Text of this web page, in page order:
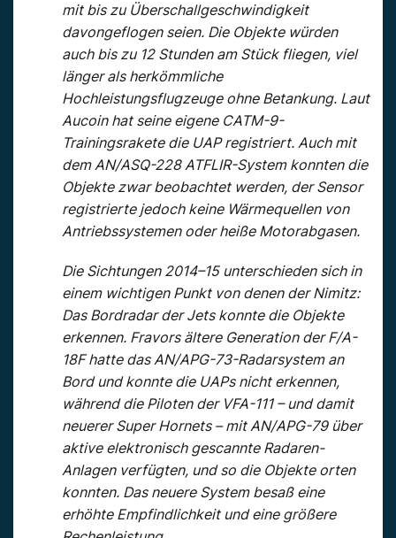
mit bis zu Überschallgeschwindigkeit
davongeflogen seien. Die Objekte würden
auch bis zu 12 Stunden am Stück fliegen, viel
länger als herkömmliche
Hochleistungsflugzeuge ohne Betankung. Laut
Aucoin hat seine eigene CATM-9-
Trainingsrakete die UAP registriert. Auch mit
dem AN/ASQ-228 ATFLIR-System konnten die
Objekte zwar beobachtet werden, der Sensor
registrierte jedoch keine Wärmequellen von
Antriebssystemen oder heiße Motorabgasen.
Die Sichtungen 2014–15 unterschieden sich in
einem wichtigen Punkt von denen der Nimitz:
Das Bordradar der Jets konnte die Objekte
erkennen. Fravors ältere Generation der F/A-
18F hatte das AN/APG-73-Radarsystem an
Bord und konnte die UAPs nicht erkennen,
während die Piloten der VFA-111 – und damit
neuerer Super Hornets – mit AN/APG-79 über
aktive elektronisch gescannte Radaren-
Anlagen verfügten, und so die Objekte orten
konnten. Das neuere System besaß eine
erhöhte Empfindlichkeit und eine größere